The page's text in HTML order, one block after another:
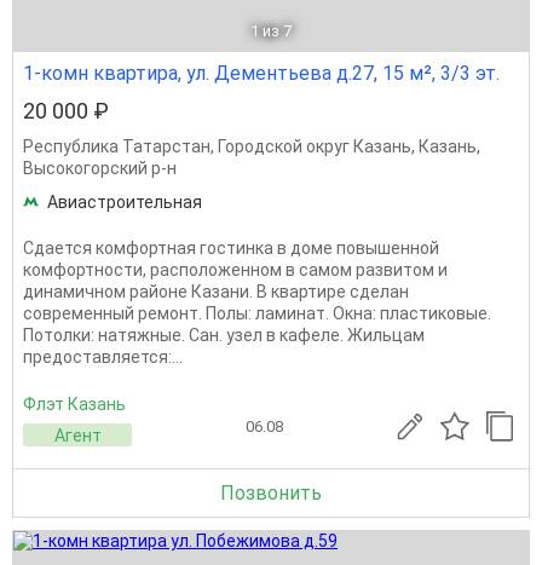
1 из 7
1-комн квартира, ул. Дементьева д.27, 15 м², 3/3 эт.
20 000 ₽
Республика Татарстан, Городской округ Казань, Казань,
Высокогорский р-н
Авиастроительная
Сдается комфортная гостинка в доме повышенной
комфортности, расположенном в самом развитом и
динамичном районе Казани. В квартире сделан
современный ремонт. Полы: ламинат. Окна: пластиковые.
Потолки: натяжные. Сан. узел в кафеле. Жильцам
предоставляется:...
Флэт Казань
Агент
06.08
Позвонить